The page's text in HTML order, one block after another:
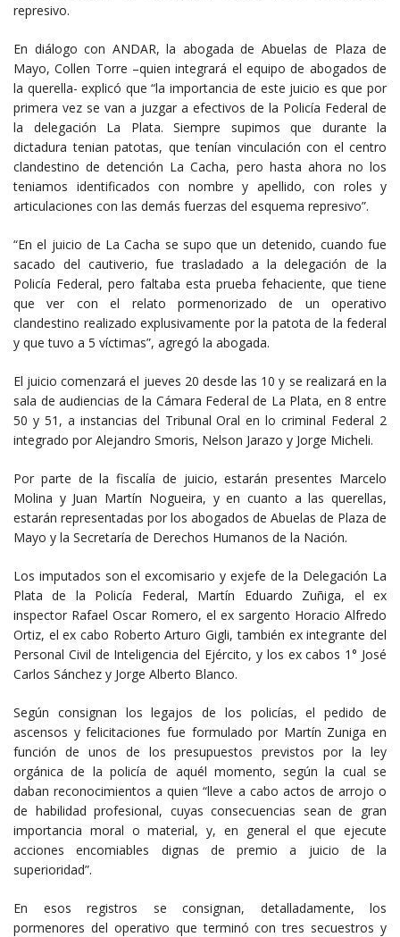
represivo.
En diálogo con ANDAR, la abogada de Abuelas de Plaza de
Mayo, Collen Torre –quien integrará el equipo de abogados de
la querella- explicó que “la importancia de este juicio es que por
primera vez se van a juzgar a efectivos de la Policía Federal de
la delegación La Plata. Siempre supimos que durante la
dictadura tenian patotas, que tenían vinculación con el centro
clandestino de detención La Cacha, pero hasta ahora no los
teniamos identificados con nombre y apellido, con roles y
articulaciones con las demás fuerzas del esquema represivo”.
“En el juicio de La Cacha se supo que un detenido, cuando fue
sacado del cautiverio, fue trasladado a la delegación de la
Policía Federal, pero faltaba esta prueba fehaciente, que tiene
que ver con el relato pormenorizado de un operativo
clandestino realizado explusivamente por la patota de la federal
y que tuvo a 5 víctimas”, agregó la abogada.
El juicio comenzará el jueves 20 desde las 10 y se realizará en la
sala de audiencias de la Cámara Federal de La Plata, en 8 entre
50 y 51, a instancias del Tribunal Oral en lo criminal Federal 2
integrado por Alejandro Smoris, Nelson Jarazo y Jorge Micheli.
Por parte de la fiscalía de juicio, estarán presentes Marcelo
Molina y Juan Martín Nogueira, y en cuanto a las querellas,
estarán representadas por los abogados de Abuelas de Plaza de
Mayo y la Secretaría de Derechos Humanos de la Nación.
Los imputados son el excomisario y exjefe de la Delegación La
Plata de la Policía Federal, Martín Eduardo Zuñiga, el ex
inspector Rafael Oscar Romero, el ex sargento Horacio Alfredo
Ortiz, el ex cabo Roberto Arturo Gigli, también ex integrante del
Personal Civil de Inteligencia del Ejército, y los ex cabos 1° José
Carlos Sánchez y Jorge Alberto Blanco.
Según consignan los legajos de los policías, el pedido de
ascensos y felicitaciones fue formulado por Martín Zuniga en
función de unos de los presupuestos previstos por la ley
orgánica de la policía de aquél momento, según la cual se
daban reconocimientos a quien “lleve a cabo actos de arrojo o
de habilidad profesional, cuyas consecuencias sean de gran
importancia moral o material, y, en general el que ejecute
acciones encomiables dignas de premio a juicio de la
superioridad”.
En esos registros se consignan, detalladamente, los
pormenores del operativo que terminó con tres secuestros y